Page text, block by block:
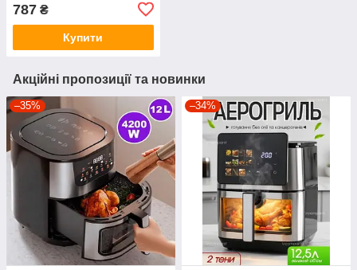
підлоги Польща IO 6525
KL
787 ₴
Купити
Акційні пропозиції та новинки
–35% –34%